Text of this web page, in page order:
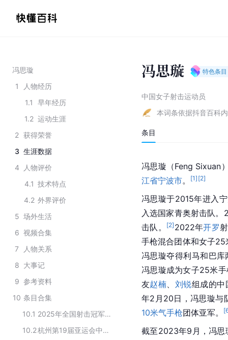
冯思璇
1
人物经历
1.1
早年经历
1.2 运动生涯
2 获得荣誉
3 生涯数据
4
人物评价
4.1 技术特点
4.2 外界评价
5 场外生活
6 视频合集
7
人物关系
8 大事记
9 参考资料
10 条目合集
10.1
2025年全国射击冠军赛女子10米气手枪团体项目获奖者
10.2
杭州第19届亚运会中国射击队参赛运动员
冯思璇 特色条目
中国女子射击运动员
本词条依据抖音百科
条目
冯思璇（Feng Sixuan
江省宁波市。 [1] [2]
冯思璇于2015年进入
入选国家青奥射击队
击队。
[2] 2022年开罗
手枪混合团体和女子
冯思璇夺得利马和巴
冯思璇成为女子25米
友赵楠 刘锐组成的中
年2月20日，冯思璇与
10米气手枪团体亚军。 [
截至2023年9月，冯思